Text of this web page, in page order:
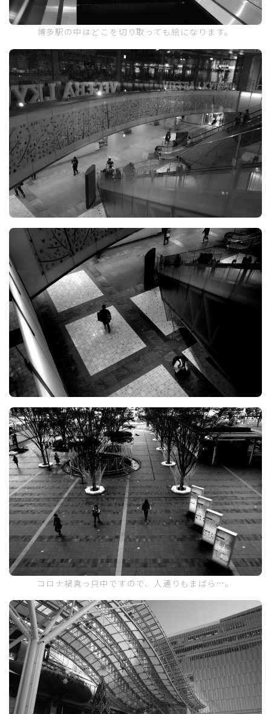
博多駅の中はどこを切り取っても絵になります。
コロナ禍真っ只中ですので、人通りもまばら…。